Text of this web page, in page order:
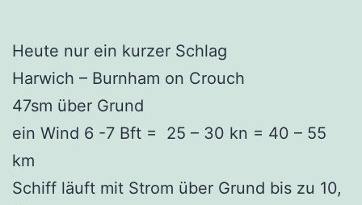
Heute nur ein kurzer Schlag
Harwich – Burnham on Crouch
47sm über Grund
ein Wind 6 -7 Bft = 25 – 30 kn = 40 – 55
km
Schiff läuft mit Strom über Grund bis zu 10,